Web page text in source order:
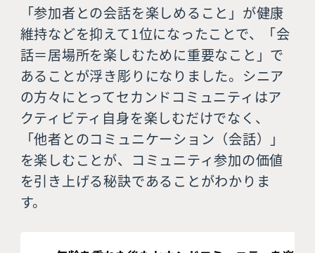
「参加者との会話を楽しめること」が健康
維持などを抑えて1位になったことで、「会
話＝居場所を楽しむために重要なこと」で
あることが浮き彫りになりました。シニア
の方々にとってセカンドコミュニティはア
クティビティ自身を楽しむだけでなく、
「他者とのコミュニケーション（会話）」
を楽しむことが、コミュニティ参加の価値
を引き上げる秘訣であることがわかりま
す。